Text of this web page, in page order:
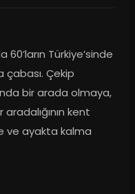
Türkiye’sinde
Çekip
bir arada olmaya,
kent
ve ayakta kalma